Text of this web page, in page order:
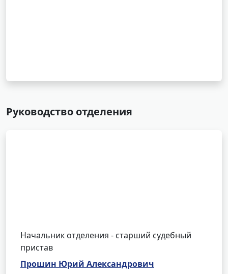
Руководство отделения
Начальник отделения - старший судебный
пристав
Прошин Юрий Александрович